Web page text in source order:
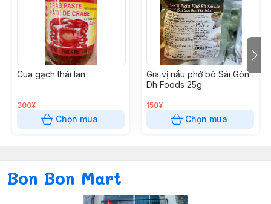
Cua gạch thái lan
300¥
Chọn mua
Gia vị nấu phở bò Sài Gòn
Dh Foods 25g
150¥
Chọn mua
Bon Bon Mart